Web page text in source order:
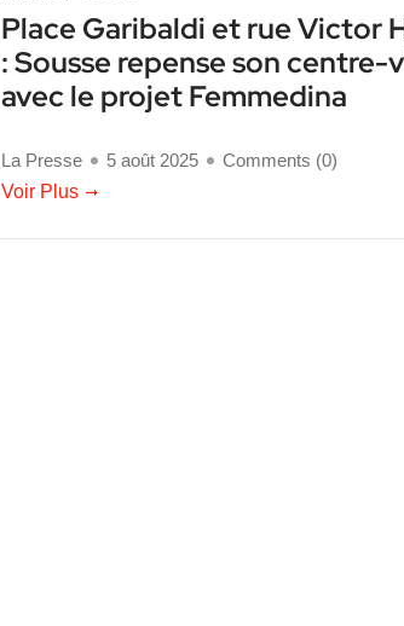
Place Garibaldi et rue Victor
: Sousse repense son centre-
avec le projet Femmedina
La Presse 5 août 2025 Comments (0)
Voir Plus